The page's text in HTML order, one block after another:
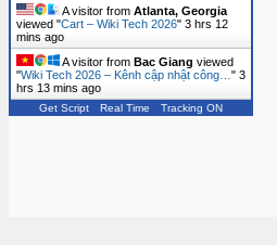
A visitor from Atlanta, Georgia
viewed "Cart – Wiki Tech 2026" 3 hrs 12
mins ago
A visitor from Bac Giang viewed
"Wiki Tech 2026 – Kênh cập nhật công… " 3
hrs 13 mins ago
Get Script Real Time Tracking ON